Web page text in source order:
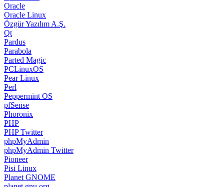
Oracle
Oracle Linux
Özgür Yazılım A.Ş.
Qt
Pardus
Parabola
Parted Magic
PCLinuxOS
Pear Linux
Perl
Peppermint OS
pfSense
Phoronix
PHP
PHP Twitter
phpMyAdmin
phpMyAdmin Twitter
Pioneer
Pisi Linux
Planet GNOME